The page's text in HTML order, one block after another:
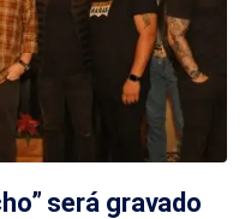
será gravado